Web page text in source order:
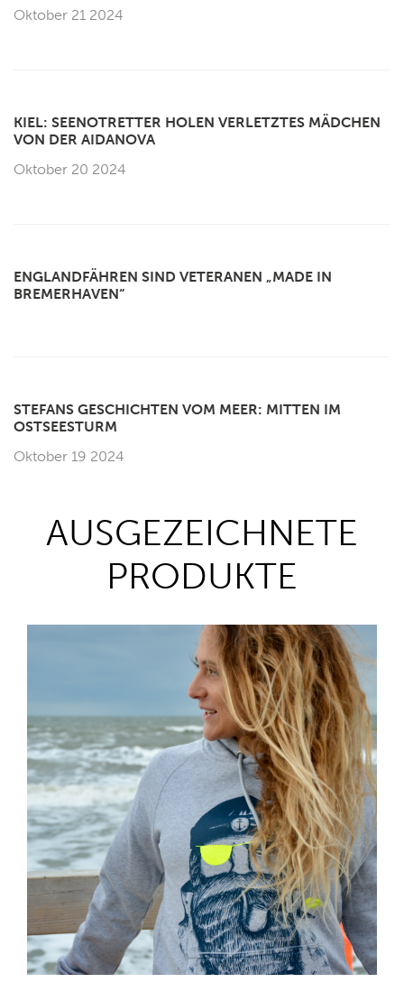
Oktober 21 2024
KIEL: SEENOTRETTER HOLEN VERLETZTES MÄDCHEN
VON DER AIDANOVA
Oktober 20 2024
ENGLANDFÄHREN SIND VETERANEN „MADE IN
BREMERHAVEN“
STEFANS GESCHICHTEN VOM MEER: MITTEN IM
OSTSEESTURM
Oktober 19 2024
AUSGEZEICHNETE
PRODUKTE